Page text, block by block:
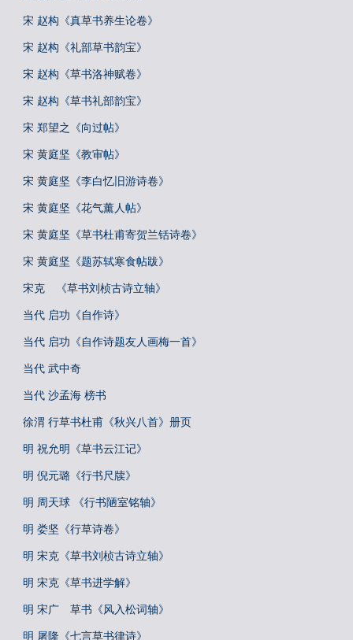
宋 赵构《真草书养生论卷》
宋 赵构《礼部草书韵宝》
宋 赵构《草书洛神赋卷》
宋 赵构《草书礼部韵宝》
宋 郑望之《向过帖》
宋 黄庭坚《教审帖》
宋 黄庭坚《李白忆旧游诗卷》
宋 黄庭坚《花气薰人帖》
宋 黄庭坚《草书杜甫寄贺兰铦诗卷》
宋 黄庭坚《题苏轼寒食帖跋》
宋克 《草书刘桢古诗立轴》
当代 启功《自作诗》
当代 启功《自作诗题友人画梅一首》
当代 武中奇
当代 沙孟海 榜书
徐渭 行草书杜甫《秋兴八首》册页
明 祝允明《草书云江记》
明 倪元璐《行书尺牍》
明 周天球 《行书陋室铭轴》
明 娄坚《行草诗卷》
明 宋克《草书刘桢古诗立轴》
明 宋克《草书进学解》
明 宋广 草书《风入松词轴》
明 屠隆《七言草书律诗》